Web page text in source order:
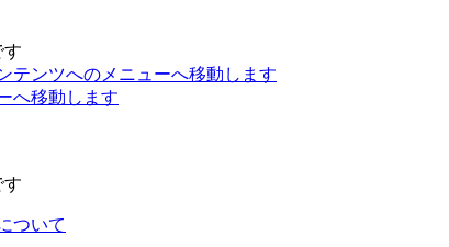
す
テンツへのメニューへ移動します
へ移動します
ついて